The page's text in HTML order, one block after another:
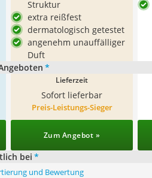
Struktur
extra reißfest
dermatologisch getestet
angenehm unauffälliger
Duft
*
Lieferzeit
Sofort lieferbar
Preis-Leistungs-Sieger
Zum Angebot »
bei *
und Bewertung